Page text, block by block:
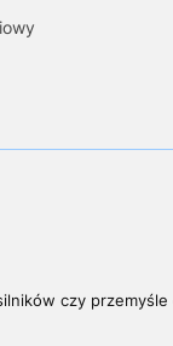
czy